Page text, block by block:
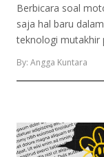
Berbicara soal
saja hal baru
teknologi mutakhir
By: Angga Kuntara